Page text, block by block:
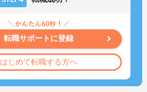
転職サポートに登録
はじめて転職する方へ